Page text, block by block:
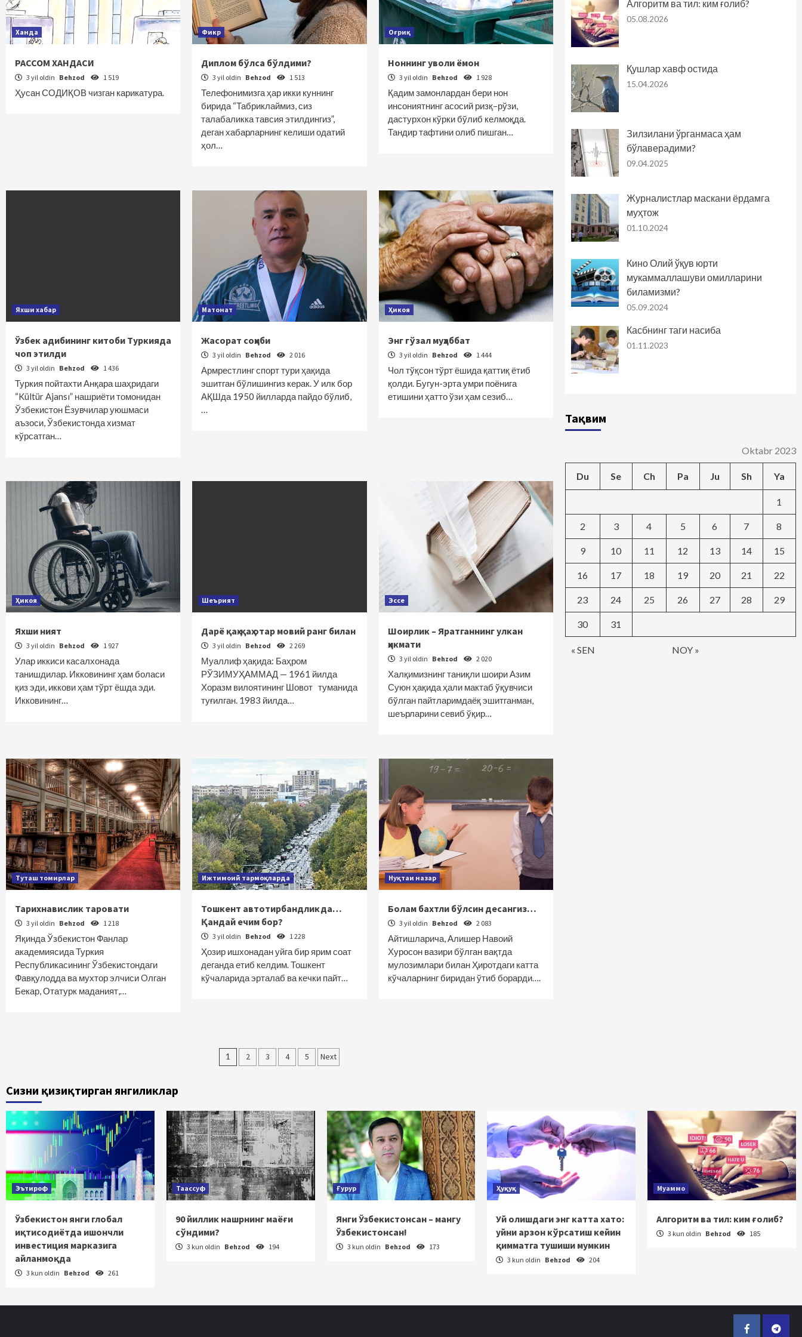
Ханда
РАССОМ ХАНДАСИ
3 yil oldin Behzod 1 519
Ҳусан СОДИҚОВ чизган карикатура.
Фикр
Диплом бўлса бўлдими?
3 yil oldin Behzod 1 513
Телефонимизга ҳар икки куннинг
бирида “Табриклаймиз, сиз
талабаликка тавсия этилдингиз”,
деган хабарларнинг келиши одатий
ҳол…
Оғриқ
Ноннинг уволи ёмон
3 yil oldin Behzod 1 928
Қадим замонлардан бери нон
инсониятнинг асосий ризқ–рўзи,
дастурхон кўрки бўлиб келмоқда.
Тандир тафтини олиб пишган…
Яхши хабар
Ўзбек адибининг китоби Туркияда
чоп этилди
3 yil oldin Behzod 1 436
Туркия пойтахти Анқара шаҳридаги
“Kültür Ajansı” нашриёти томонидан
Ўзбекистон Ёзувчилар уюшмаси
аъзоси, Ўзбекистонда хизмат
кўрсатган…
Матонат
Жасорат соҳиби
3 yil oldin Behzod 2 016
Армрестлинг спорт тури ҳақида
эшитган бўлишингиз керак. У илк бор
АҚШда 1950 йилларда пайдо бўлиб,
…
Ҳикоя
Энг гўзал муҳаббат
3 yil oldin Behzod 1 444
Чол тўқсон тўрт ёшида қаттиқ ётиб
қолди. Бугун-эрта умри поёнига
етишини ҳатто ўзи ҳам сезиб…
Ҳикоя
Яхши ният
3 yil oldin Behzod 1 927
Улар иккиси касалхонада
танишдилар. Икковининг ҳам боласи
қиз эди, иккови ҳам тўрт ёшда эди.
Икковининг…
Шеърият
Дарё қаҳ-қаҳ отар мовий ранг билан
3 yil oldin Behzod 2 269
Муаллиф ҳақида: Баҳром
РЎЗИМУҲАММАД — 1961 йилда
Хоразм вилоятининг Шовот туманида
туғилган. 1983 йилда…
Эссе
Шоирлик – Яратганнинг улкан
ҳикмати
3 yil oldin Behzod 2 020
Халқимизнинг таниқли шоири Азим
Суюн ҳақида ҳали мактаб ўқувчиси
бўлган пайтларимдаёқ эшитганман,
шеърларини севиб ўқир…
Туташ томирлар
Тарихнавислик таровати
3 yil oldin Behzod 1 218
Яқинда Ўзбекистон Фанлар
академиясида Туркия
Республикасининг Ўзбекистондаги
Фавқулодда ва мухтор элчиси Oлган
Бекар, Отатурк маданият,…
Ижтимоий тармоқларда
Тошкент автотирбандликда…
Қандай ечим бор?
3 yil oldin Behzod 1 228
Ҳозир ишхонадан уйга бир ярим соат
деганда етиб келдим. Тошкент
кўчаларида эрталаб ва кечки пайт…
Нуқтаи назар
Болам бахтли бўлсин десангиз…
3 yil oldin Behzod 2 083
Айтишларича, Алишер Навоий
Хуросон вазири бўлган вақтда
мулозимлари билан Ҳиротдаги катта
кўчаларнинг биридан ўтиб борарди….
Maqolalar
1 2 3 4 5 Next
Алгоритм ва тил: ким ғолиб?
05.08.2026
Қушлар хавф остида
15.04.2026
Зилзилани ўрганмаса ҳам
бўлаверадими?
09.04.2025
Журналистлар маскани ёрдамга
муҳтож
01.10.2024
Кино Олий ўқув юрти
мукаммаллашуви омилларини
биламизми?
05.09.2024
Касбнинг таги насиба
01.11.2023
Тақвим
Oktabr 2023
Du Se Ch Pa Ju Sh Ya
« SEN NOY »
1
2 3 4 5 6 7 8
9 10 11 12 13 14 15
16 17 18 19 20 21 22
23 24 25 26 27 28 29
30 31
Сизни қизиқтирган янгиликлар
Эътироф
Ўзбекистон янги глобал
иқтисодиётда ишончли
инвестиция марказига
айланмоқда
3 kun oldin Behzod 261
Таассуф
90 йиллик нашрнинг маёғи
сўндими?
3 kun oldin Behzod 194
Ғурур
Янги Ўзбекистонсан – мангу
Ўзбекистонсан!
3 kun oldin Behzod 173
Ҳуқуқ
Уй олишдаги энг катта хато:
уйни арзон кўрсатиш кейин
қимматга тушиши мумкин
3 kun oldin Behzod 204
Муаммо
Алгоритм ва тил: ким ғолиб?
3 kun oldin Behzod 185
Facebook